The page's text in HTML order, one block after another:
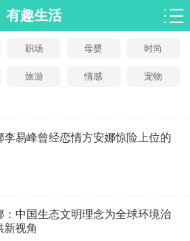
有趣生活
职场 母婴 时尚
旅游 情感 宠物
李易峰曾经恋情方安娜惊险上位的
：中国生态文明理念为全球环境治
新视角